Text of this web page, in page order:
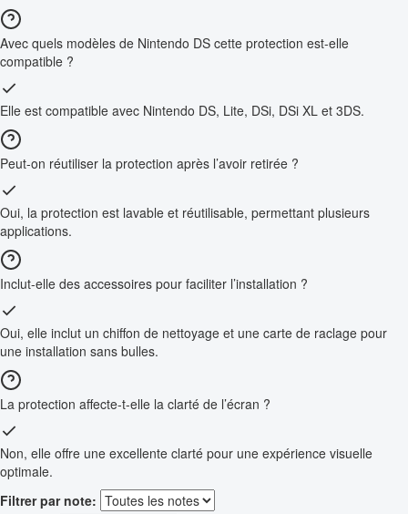
Avec quels modèles de Nintendo DS cette protection est-elle
compatible ?
Elle est compatible avec Nintendo DS, Lite, DSi, DSi XL et 3DS.
Peut-on réutiliser la protection après l’avoir retirée ?
Oui, la protection est lavable et réutilisable, permettant plusieurs
applications.
Inclut-elle des accessoires pour faciliter l’installation ?
Oui, elle inclut un chiffon de nettoyage et une carte de raclage pour
une installation sans bulles.
La protection affecte-t-elle la clarté de l’écran ?
Non, elle offre une excellente clarté pour une expérience visuelle
optimale.
Filtrer par note: